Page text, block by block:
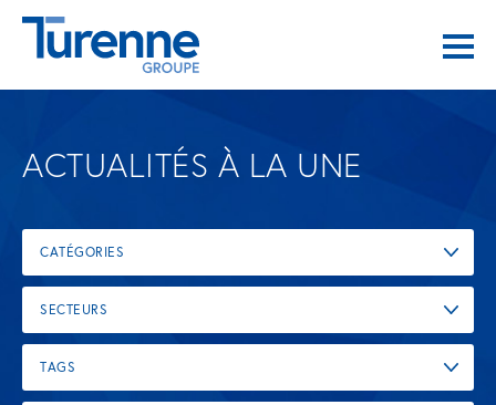
ACTUALITÉS À LA UNE
CATÉGORIES
SECTEURS
TAGS